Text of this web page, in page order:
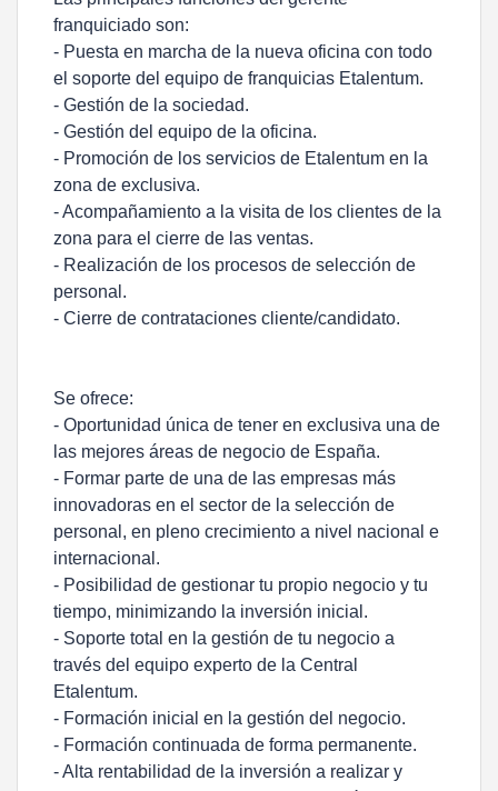
franquiciado son:
- Puesta en marcha de la nueva oficina con todo
el soporte del equipo de franquicias Etalentum.
- Gestión de la sociedad.
- Gestión del equipo de la oficina.
- Promoción de los servicios de Etalentum en la
zona de exclusiva.
- Acompañamiento a la visita de los clientes de la
zona para el cierre de las ventas.
- Realización de los procesos de selección de
personal.
- Cierre de contrataciones cliente/candidato.
Se ofrece:
- Oportunidad única de tener en exclusiva una de
las mejores áreas de negocio de España.
- Formar parte de una de las empresas más
innovadoras en el sector de la selección de
personal, en pleno crecimiento a nivel nacional e
internacional.
- Posibilidad de gestionar tu propio negocio y tu
tiempo, minimizando la inversión inicial.
- Soporte total en la gestión de tu negocio a
través del equipo experto de la Central
Etalentum.
- Formación inicial en la gestión del negocio.
- Formación continuada de forma permanente.
- Alta rentabilidad de la inversión a realizar y